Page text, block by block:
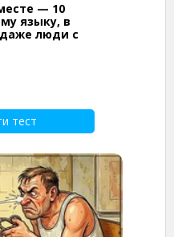
— 10
языку, в
люди с
тест